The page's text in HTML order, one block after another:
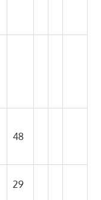
48
29